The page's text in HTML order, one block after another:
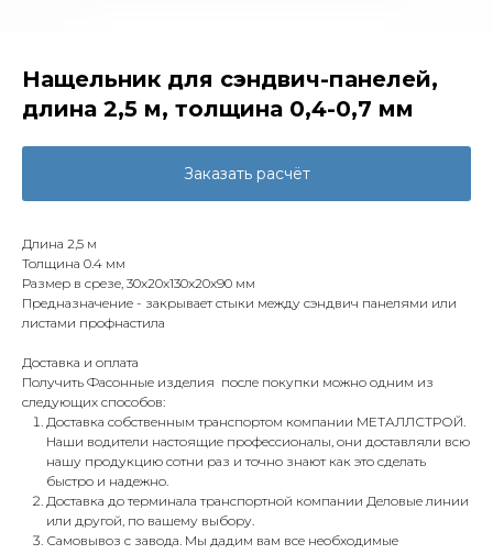
Нащельник для сэндвич-панелей,
длина 2,5 м, толщина 0,4-0,7 мм
Заказать расчёт
Длина 2,5 м
Толщина 0.4 мм
Размер в срезе, 30x20x130x20x90 мм
Предназначение - закрывает стыки между сэндвич панелями или
листами профнастила
Доставка и оплата
Получить Фасонные изделия после покупки можно одним из
следующих способов:
Доставка собственным транспортом компании МЕТАЛЛСТРОЙ.
Наши водители настоящие профессионалы, они доставляли всю
нашу продукцию сотни раз и точно знают как это сделать
быстро и надежно.
Доставка до терминала транспортной компании Деловые линии
или другой, по вашему выбору.
Самовывоз с завода. Мы дадим вам все необходимые